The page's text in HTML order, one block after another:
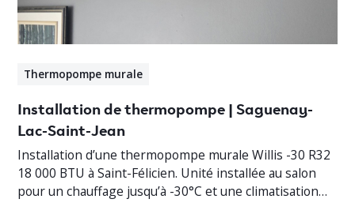
Thermopompe murale
Installation de thermopompe | Saguenay-
Lac-Saint-Jean
Installation d’une thermopompe murale Willis -30 R32
18 000 BTU à Saint-Félicien. Unité installée au salon
pour un chauffage jusqu’à -30°C et une climatisation